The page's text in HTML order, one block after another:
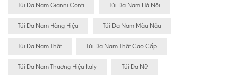
Túi Da Nam Gianni Conti Túi Da Nam Hà Nội
Túi Da Nam Hàng Hiệu Túi Da Nam Màu Nâu
Túi Da Nam Thật Túi Da Nam Thật Cao Cấp
Túi Da Nam Thương Hiệu Italy Túi Da Nữ